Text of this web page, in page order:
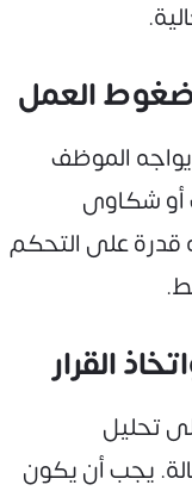
يواجه الموظف
أو شكاوى
قدرة على التحكم
تحليل
يجب أن يكون